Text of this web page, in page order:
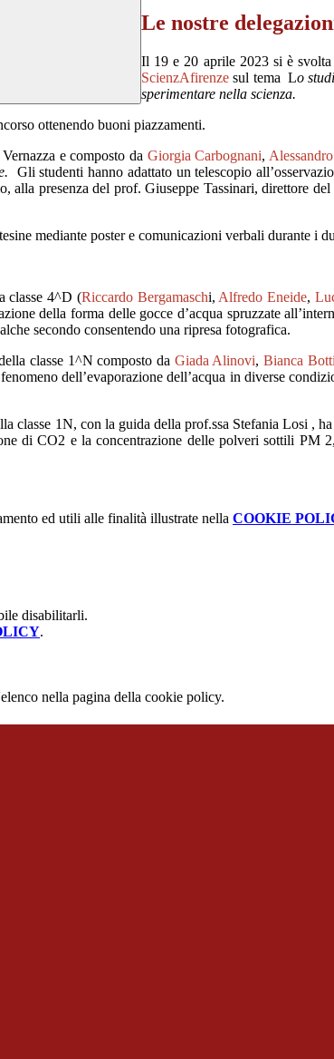
Le nostre
Il 19 e 20 aprile 2023 si è
ScienzAfirenze sul tema Lo
sperimentare nella scienza.
ottenendo buoni piazzamenti.
Vernazza e composto da GiorgiaCarbognani,
Gli studenti hanno adattato un telescopio
alla presenza del prof. Giuseppe Tassinari, direttore
mediante poster e comunicazioni verbali durante i
classe 4^D (Riccardo Bergamaschi, Alfredo Eneide,
della forma delle gocce d’acqua spruzzate
secondo consentendo una ripresa fotografica.
classe 1^N composto da Giada Alinovi, Bianca Botti
dell’evaporazionedell’acqua in diverse
classe 1N, con la guida della prof.ssa Stefania Losi ,
di CO2 e la concentrazione delle polveri sottili PM
ed utili alle finalità illustrate nella COOKIE
disabilitarli.
.
nella pagina della cookie policy.